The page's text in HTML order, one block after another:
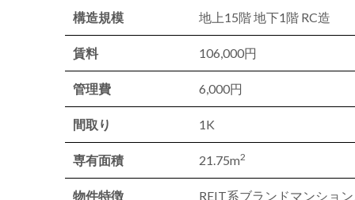
構造規模 地上15階 地下1階 RC造
賃料 106,000円
管理費 6,000円
間取り 1K
専有面積 21.75m2
物件特徴 REIT系ブランドマンショ